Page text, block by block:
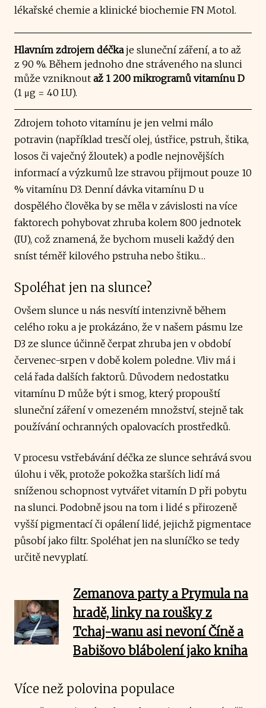
lékařské chemie a klinické biochemie FN Motol.
Hlavním zdrojem déčkaje sluneční záření, a to až
z 90 %. Během jednoho dne stráveného na slunci
může vzniknout až 1 200 mikrogramů vitamínu D
(1 μg = 40 I.U).
Zdrojem tohoto vitamínu je jen velmi málo
potravin (například tresčí olej, ústřice, pstruh, štika,
losos či vaječný žloutek) a podle nejnovějších
informací a výzkumů lze stravou přijmout pouze 10
% vitamínu D3. Denní dávka vitamínu D u
dospělého člověka by se měla v závislosti na více
faktorech pohybovat zhruba kolem 800 jednotek
(IU), což znamená, že bychom museli každý den
sníst téměř kilového pstruha nebo štiku…
Spoléhat jen na slunce?
Ovšem slunce u nás nesvítí intenzivně během
celého roku a je prokázáno, že v našem pásmu lze
D3 ze slunce účinně čerpat zhruba jen v období
červenec-srpen v době kolem poledne. Vliv má i
celá řada dalších faktorů. Důvodem nedostatku
vitamínu D může být i smog, který propouští
sluneční záření v omezeném množství, stejně tak
používání ochranných opalovacích prostředků.
V procesu vstřebávání déčka ze slunce sehrává svou
úlohu i věk, protože pokožka starších lidí má
sníženou schopnost vytvářet vitamín D při pobytu
na slunci. Podobně jsou na tom i lidé s přirozeně
vyšší pigmentací či opálení lidé, jejichž pigmentace
působí jako filtr. Spoléhat jen na sluníčko se tedy
určitě nevyplatí.
Zemanova party a Prymula na
hradě, linky na roušky z
Tchaj-wanu asi nevoní Číně a
Babišovo blábolení jako kniha
Více než polovina populace